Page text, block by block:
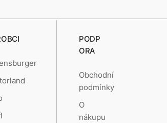
PODP
ORA
Obchodní
podmínky
O
nákupu